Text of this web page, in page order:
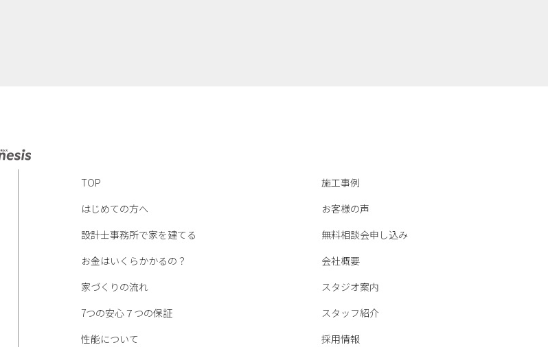
TOP
はじめての方へ
設計士事務所で家を建てる
お金はいくらかかるの？
家づくりの流れ
7つの安心７つの保証
性能について
施工事例
お客様の声
無料相談会申し込み
会社概要
スタジオ案内
スタッフ紹介
採用情報